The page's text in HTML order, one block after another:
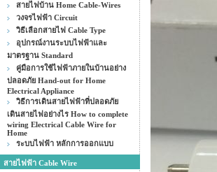
สายไฟบ้าน Home Cable-Wires
วงจรไฟฟ้า Circuit
วิธีเลือกสายไฟ Cable Type
อุปกรณ์งานระบบไฟฟ้าและ
มาตรฐาน Standard
คู่มือการใช้ไฟฟ้าภายในบ้านอย่าง
ปลอดภัย Hand-out for Home
Electrical Appliance
วิธีการเดินสายไฟฟ้าที่ปลอดภัย
เดินสายไฟอย่างไร How to complete
wiring Electrical Cable Wire for
Home
ระบบไฟฟ้า หลักการออกแบบ
สายไฟฟ้า Cable Wire